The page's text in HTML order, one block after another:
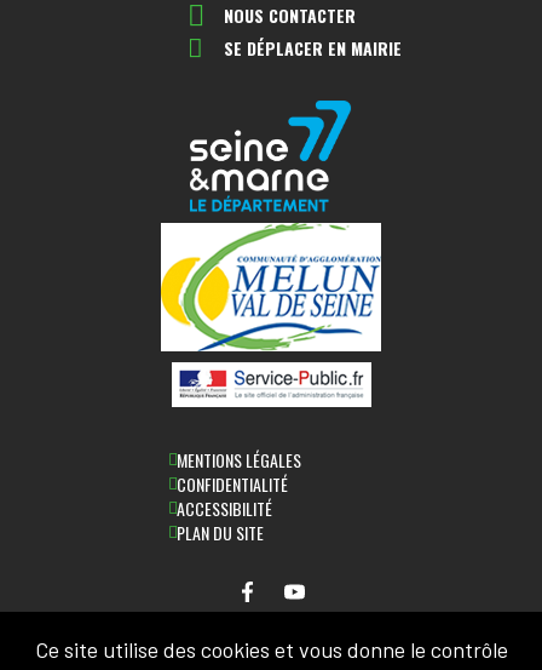
NOUS CONTACTER
SE DÉPLACER EN MAIRIE
MENTIONS LÉGALES
CONFIDENTIALITÉ
ACCESSIBILITÉ
PLAN DU SITE
Ce site utilise des cookies et vous donne le contrôle